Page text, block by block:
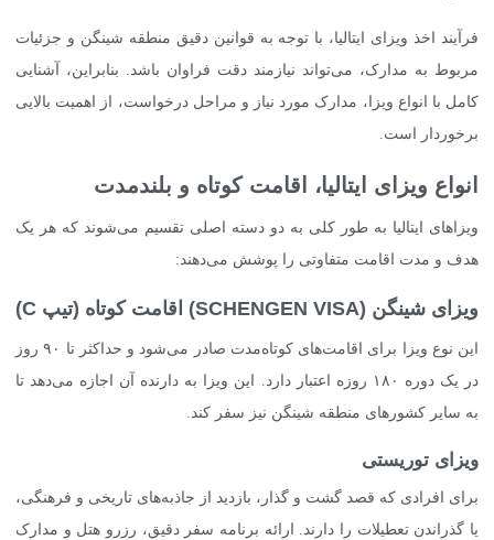
فرآیند اخذ ویزای ایتالیا، با توجه به قوانین دقیق منطقه شینگن و جزئیات
مربوط به مدارک، می‌تواند نیازمند دقت فراوان باشد. بنابراین، آشنایی
کامل با انواع ویزا، مدارک مورد نیاز و مراحل درخواست، از اهمیت بالایی
برخوردار است.
انواع ویزای ایتالیا، اقامت کوتاه و بلندمدت
ویزاهای ایتالیا به طور کلی به دو دسته اصلی تقسیم می‌شوند که هر یک
هدف و مدت اقامت متفاوتی را پوشش می‌دهند:
ویزای شینگن (SCHENGEN VISA) اقامت کوتاه (تیپ C)
این نوع ویزا برای اقامت‌های کوتاه‌مدت صادر می‌شود و حداکثر تا ۹۰ روز
در یک دوره ۱۸۰ روزه اعتبار دارد. این ویزا به دارنده آن اجازه می‌دهد تا
به سایر کشورهای منطقه شینگن نیز سفر کند.
ویزای توریستی
برای افرادی که قصد گشت و گذار، بازدید از جاذبه‌های تاریخی و فرهنگی،
یا گذراندن تعطیلات را دارند. ارائه برنامه سفر دقیق، رزرو هتل و مدارک